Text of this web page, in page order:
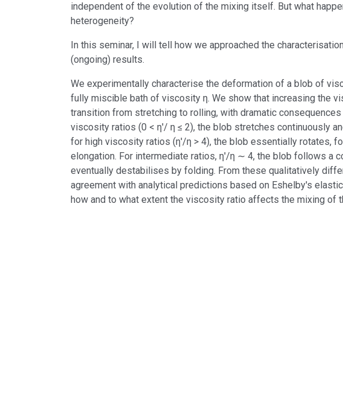
independent of the evolution of the mixing itself. But what
heterogeneity?
In this seminar, I will tell how we approached the
(ongoing) results.
We experimentally characterise the deformation of a blob of
fully miscible bath of viscosity η. We show that increasing the
transition from stretching to rolling, with dramatic
viscosity ratios (0 < η'/ η ≤ 2), the blob stretches continuously
for high viscosity ratios (η'/η > 4), the blob essentially rotates,
elongation. For intermediate ratios, η'/η ∼ 4, the blob follows a
eventually destabilises by folding. From these qualitatively
agreement with analytical predictions based on Eshelby's
how and to what extent the viscosity ratio affects the mixing of